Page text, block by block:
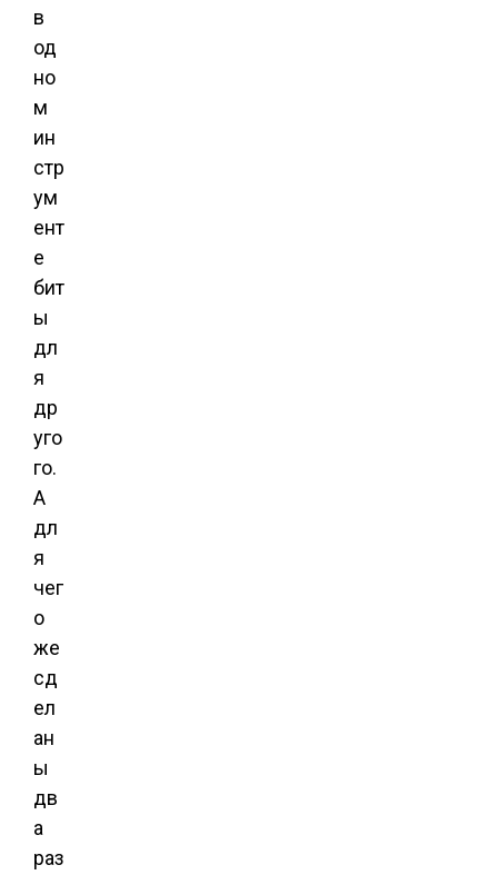
в
од
но
м
ин
стр
ум
ент
е
бит
ы
дл
я
др
уго
го.
А
дл
я
чег
о
же
сд
ел
ан
ы
дв
а
раз